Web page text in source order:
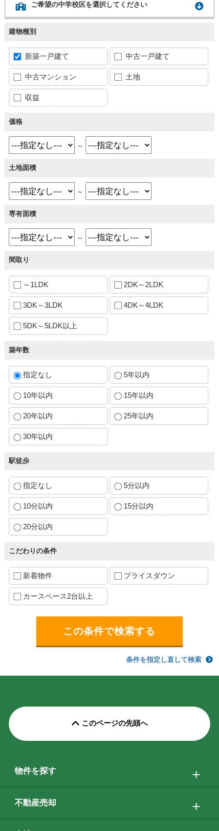
ご希望の中学校区を選択してください
建物種別
新築一戸建て 中古一戸建て
中古マンション 土地
収益
価格
～
土地面積
～
専有面積
～
間取り
～1LDK 2DK～2LDK
3DK～3LDK 4DK～4LDK
5DK～5LDK以上
築年数
指定なし 5年以内
10年以内 15年以内
20年以内 25年以内
30年以内
駅徒歩
指定なし 5分以内
10分以内 15分以内
20分以内
こだわりの条件
新着物件 プライスダウン
カースペース2台以上
条件を指定し直して検索
このページの先頭へ
物件を探す
不動産売却